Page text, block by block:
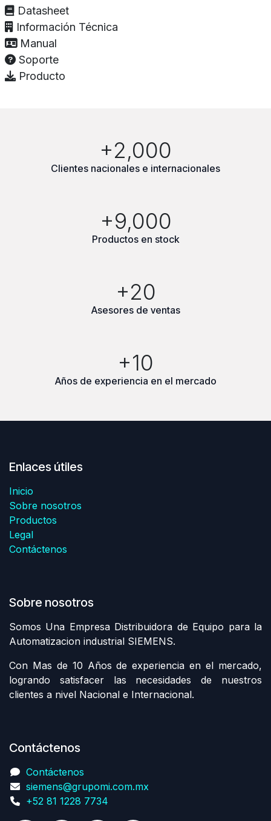
Datasheet
Información Técnica
Manual
Soporte
Producto
+2,000
Clientes nacionales e internacionales
+9,000
Productos en stock
+20
Asesores de ventas
+10
Años de experiencia en el mercado
Enlaces útiles
Inicio
Sobre nosotros
Productos
Legal
Contáctenos
Sobre nosotros
Somos Una Empresa Distribuidora de Equipo para la
Automatizacion industrial SIEMENS.
Con Mas de 10 Años de experiencia en el mercado,
logrando satisfacer las necesidades de nuestros
clientes a nivel Nacional e Internacional.
Contáctenos
Contáctenos
siemens@grupomi.com.mx
+52 81 1228 7734